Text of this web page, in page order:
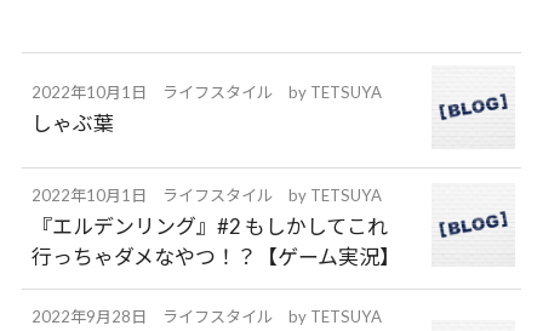
2022年10月1日 ライフスタイル by TETSUYA
しゃぶ葉
2022年10月1日 ライフスタイル by TETSUYA
『エルデンリング』#2 もしかしてこれ
行っちゃダメなやつ！？【ゲーム実況】
2022年9月28日 ライフスタイル by TETSUYA